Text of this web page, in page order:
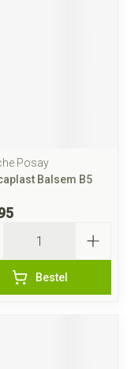
Posay
Balsem B5
Bestel